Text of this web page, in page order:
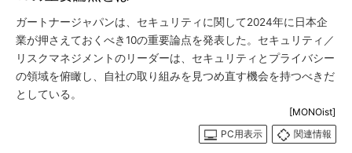
ガートナージャパンは、セキュリティに関して2024年に日本企
業が押さえておくべき10の重要論点を発表した。セキュリティ／
リスクマネジメントのリーダーは、セキュリティとプライバシー
の領域を俯瞰し、自社の取り組みを見つめ直す機会を持つべきだ
としている。
[MONOist]
PC用表示
関連情報